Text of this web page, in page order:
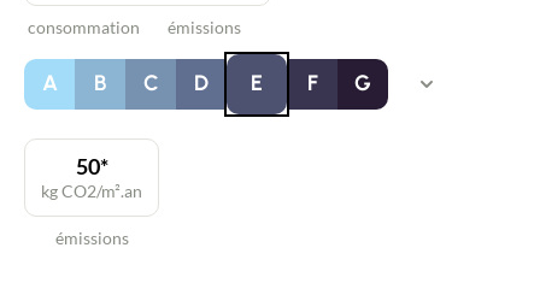
consommation émissions
A B C D E F G
émissions
50*
kg CO2/m².an